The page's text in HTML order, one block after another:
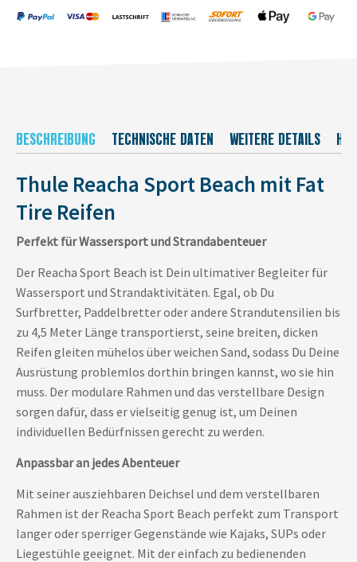
BESCHREIBUNG TECHNISCHE DATEN WEITERE DETAILS
Thule Reacha Sport Beach mit Fat
Tire Reifen
Perfekt für Wassersport und Strandabenteuer
Der Reacha Sport Beach ist Dein ultimativer Begleiter für
Wassersport und Strandaktivitäten. Egal, ob Du
Surfbretter, Paddelbretter oder andere Strandutensilien bis
zu 4,5 Meter Länge transportierst, seine breiten, dicken
Reifen gleiten mühelos über weichen Sand, sodass Du Deine
Ausrüstung problemlos dorthin bringen kannst, wo sie hin
muss. Der modulare Rahmen und das verstellbare Design
sorgen dafür, dass er vielseitig genug ist, um Deinen
individuellen Bedürfnissen gerecht zu werden.
Anpassbar an jedes Abenteuer
Mit seiner ausziehbaren Deichsel und dem verstellbaren
Rahmen ist der Reacha Sport Beach perfekt zum Transport
langer oder sperriger Gegenstände wie Kajaks, SUPs oder
Liegestühle geeignet. Mit der einfach zu bedienenden